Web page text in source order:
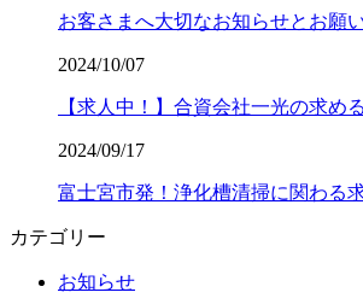
お客さまへ大切なお知らせとお願
2024/10/07
【求人中！】合資会社一光の求め
2024/09/17
富士宮市発！浄化槽清掃に関わる
カテゴリー
お知らせ